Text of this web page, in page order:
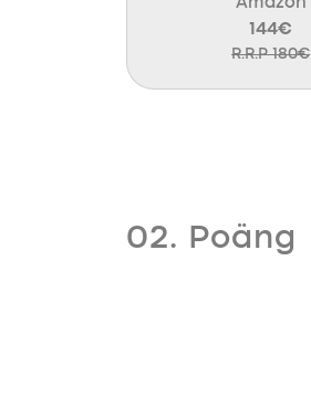
144€
R.R.P 180€
02. Poäng